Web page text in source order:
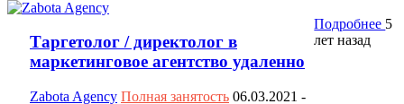
Таргетолог / директолог в
маркетинговое агентство удаленно
Zabota Agency Полная занятость 06.03.2021 -
Подробнее 5
лет назад